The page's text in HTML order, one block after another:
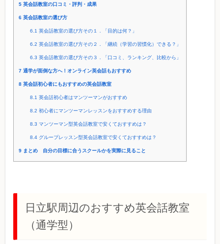
5 英会話教室の口コミ・評判・成果
6 英会話教室の選び方
6.1 英会話教室の選び方その１．「目的は何？」
6.2 英会話教室の選び方その２．「継続（学習の習慣化）できる？」
6.3 英会話教室の選び方その３．「口コミ、ランキング、比較から」
7 通学が面倒な方へ！オンライン英会話もおすすめ
8 英会話初心者にもおすすめの英会話教室
8.1 英会話初心者はマンツーマンがおすすめ
8.2 初心者にマンツーマンレッスンをおすすめする理由
8.3 マンツーマン型英会話教室で安くておすすめは？
8.4グループレッスン型英会話教室で安くておすすめは？
9 まとめ 自分の目標に合うスクールかを実際に見ること
日立駅周辺のおすすめ英会話教室
（通学型）